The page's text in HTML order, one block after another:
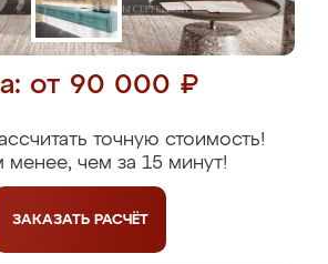
от 90 000 ₽
точную стоимость!
менее, чем за 15 минут!
ЗАКАЗАТЬ РАСЧЁТ